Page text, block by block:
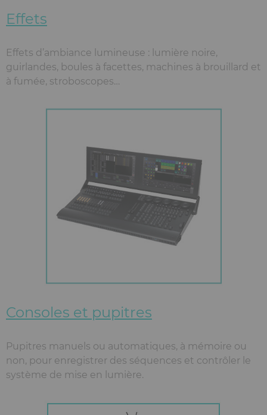
Effets
Effets d’ambiance lumineuse : lumière noire,
guirlandes, boules à facettes, machines à brouillard et
à fumée, stroboscopes…
Consoles et pupitres
Pupitres manuels ou automatiques, à mémoire ou
non, pour enregistrer des séquences et contrôler le
système de mise en lumière.